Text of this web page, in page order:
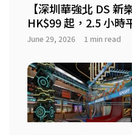
【深圳華強北 DS
HK$99 起，2.5 小時
June 29, 2026 1 min read